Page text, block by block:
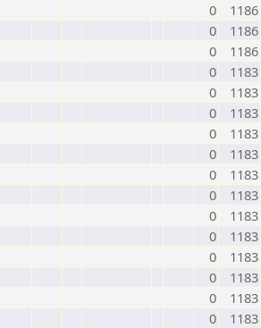
0
1186
0
1186
0
1186
0
1183
0
1183
0
1183
0
1183
0
1183
0
1183
0
1183
0
1183
0
1183
0
1183
0
1183
0
1183
0
1183